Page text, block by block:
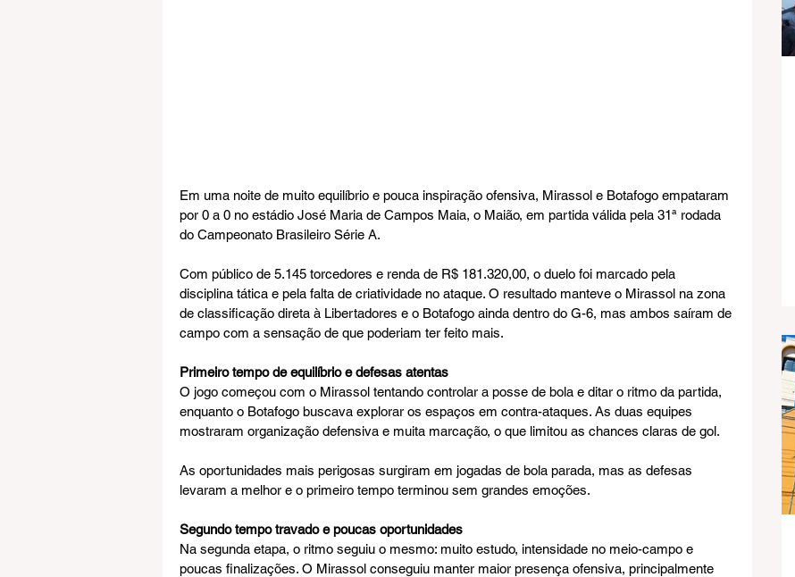
Em uma noite de muito equilíbrio e pouca inspiração ofensiva, Mirassol e Botafogo empataram
por 0 a 0 no estádio José Maria de Campos Maia, o Maião, em partida válida pela 31ª rodada
do Campeonato Brasileiro Série A.
Com público de 5.145 torcedores e renda de R$ 181.320,00, o duelo foi marcado pela
disciplina tática e pela falta de criatividade no ataque. O resultado manteve o Mirassol na zona
de classificação direta à Libertadores e o Botafogo ainda dentro do G-6, mas ambos saíram de
campo com a sensação de que poderiam ter feito mais.
Primeiro tempo de equilíbrio e defesas atentas
O jogo começou com o Mirassol tentando controlar a posse de bola e ditar o ritmo da partida,
enquanto o Botafogo buscava explorar os espaços em contra-ataques. As duas equipes
mostraram organização defensiva e muita marcação, o que limitou as chances claras de gol.
As oportunidades mais perigosas surgiram em jogadas de bola parada, mas as defesas
levaram a melhor e o primeiro tempo terminou sem grandes emoções.
Segundo tempo travado e poucas oportunidades
Na segunda etapa, o ritmo seguiu o mesmo: muito estudo, intensidade no meio-campo e
poucas finalizações. O Mirassol conseguiu manter maior presença ofensiva, principalmente